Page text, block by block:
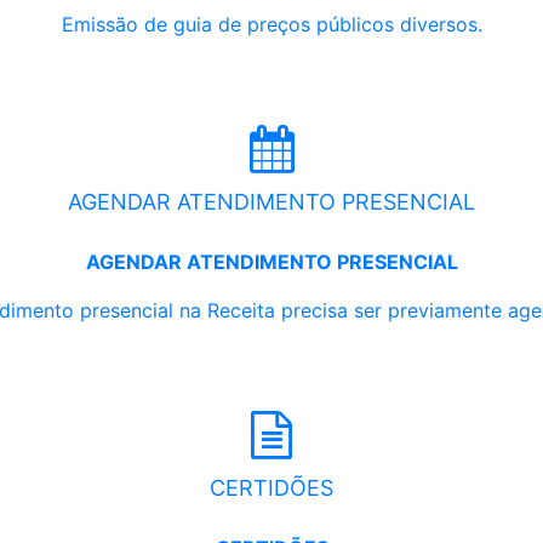
Emissão de guia de preços públicos diversos.
AGENDAR ATENDIMENTO PRESENCIAL
AGENDAR ATENDIMENTO PRESENCIAL
presencial na Receita precisa ser previamente
CERTIDÕES